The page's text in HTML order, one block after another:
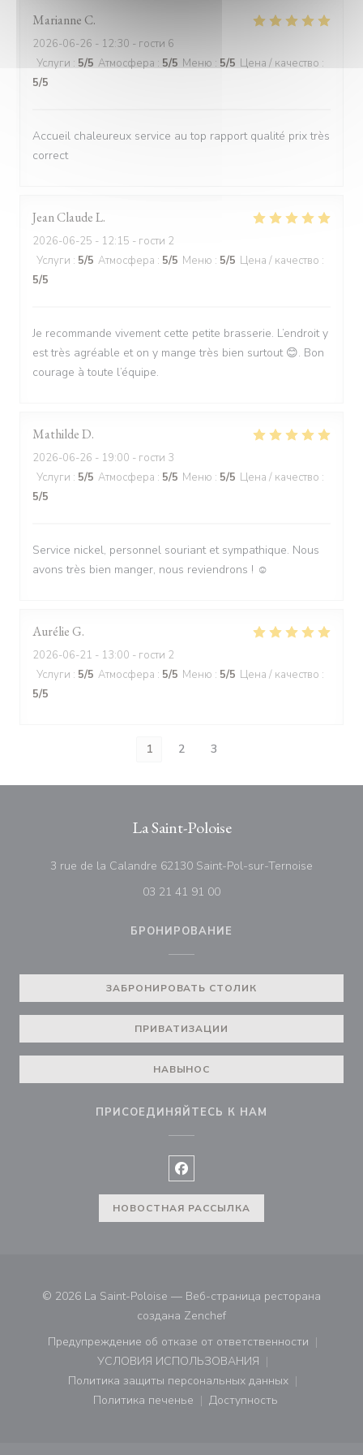
Marianne C
2026-06-26 - 12:30 - гости 6
Услуги : 5/5 Атмосфера : 5/5 Меню : 5/5 Цена / качество :
5/5
Accueil chaleureux service au top rapport qualité prix très
correct
Jean ClaudeL
2026-06-25 - 12:15 - гости 2
Услуги : 5/5 Атмосфера : 5/5 Меню : 5/5 Цена / качество :
5/5
Je recommande vivement cette petite brasserie. L’endroit y
est très agréable et on y mange très bien surtout 😊. Bon
courage à toute l’équipe.
MathildeD
2026-06-26 - 19:00 - гости 3
Услуги : 5/5 Атмосфера : 5/5 Меню : 5/5 Цена / качество :
5/5
Service nickel, personnel souriant et sympathique. Nous
avons très bien manger, nous reviendrons ! ☺️
AurélieG
2026-06-21 - 13:00 - гости 2
Услуги : 5/5 Атмосфера : 5/5 Меню : 5/5 Цена / качество :
5/5
1 2 3
La Saint-Poloise
3 rue de la Calandre 62130 Saint-Pol-sur-Ternoise
03 21 41 91 00
БРОНИРОВАНИЕ
ЗАБРОНИРОВАТЬ СТОЛИК
ПРИВАТИЗАЦИИ
НАВЫНОС
ПРИСОЕДИНЯЙТЕСЬ К НАМ
Facebook ((открывается в
НОВОСТНАЯ РАССЫЛКА
© 2026 La Saint-Poloise — Веб-страница ресторана
создана Zenchef((открывается в новом
Предупреждение об отказе от ответственности
((открывается в новом окне))
УСЛОВИЯ ИСПОЛЬЗОВАНИЯ
((открывается в новом окне))
Политика защиты персональных данных
((открывается в новом окне))
Политика печенье
((открывается в новом окне))
Доступность
((открывается в